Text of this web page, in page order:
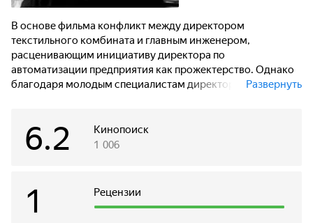
В основе фильма конфликт между директором
текстильного комбината и главным инженером,
расценивающим инициативу директора по
автоматизации предприятия как прожектерство. Однако
благодаря молодым специалистам директор добивается
местами мужчин.
Развернуть
Кинопоиск
6.2 1 006
Рецензии
1